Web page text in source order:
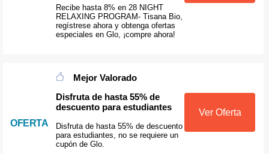
Recibe hasta 8% en 28 NIGHT
RELAXING PROGRAM- Tisana Bio,
regístrese ahora y obtenga ofertas
especiales en Glo, ¡compre ahora!
OFERTA
Mejor Valorado
Disfruta de hasta 55% de
descuento para estudiantes
Disfruta de hasta 55% de descuento
para estudiantes, no se requiere un
cupón de Glo.
Ver Oferta